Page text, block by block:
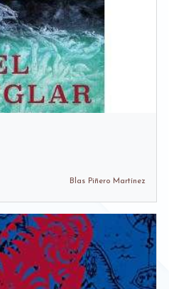
Blas Piñero Martínez